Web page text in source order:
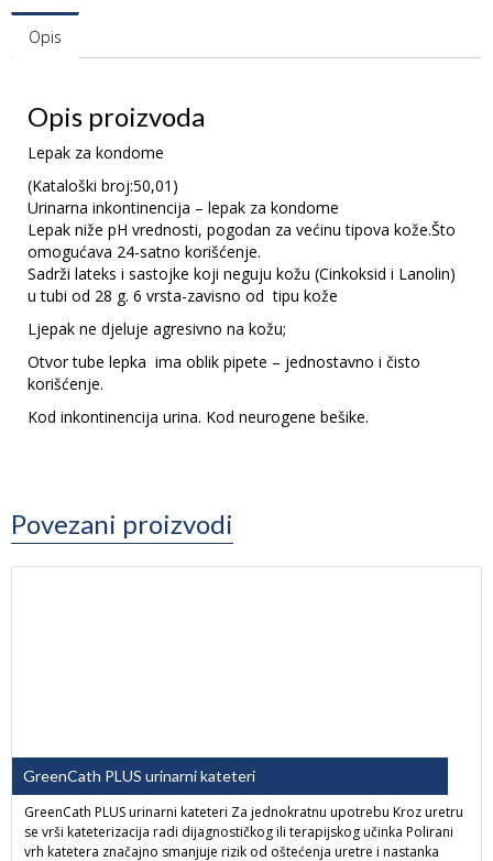
Opis
Opis proizvoda
Lepak za kondome
(Kataloški broj:50,01)
Urinarna inkontinencija – lepak za kondome
Lepak niže pH vrednosti, pogodan za većinu tipova kože.Što
omogućava 24-satno korišćenje.
Sadrži lateks i sastojke koji neguju kožu (Cinkoksid i Lanolin)
u tubi od 28 g. 6 vrsta-zavisno od tipu kože
Ljepak ne djeluje agresivno na kožu;
Otvor tube lepka ima oblik pipete – jednostavno i čisto
korišćenje.
Kod inkontinencija urina. Kod neurogene bešike.
Povezani proizvodi
GreenCath PLUS urinarni kateteri
GreenCath PLUS urinarni kateteri Za jednokratnu upotrebu Kroz uretru
se vrši kateterizacija radi dijagnostičkog ili terapijskog učinka Polirani
vrh katetera značajno smanjuje rizik od oštećenja uretre i nastanka